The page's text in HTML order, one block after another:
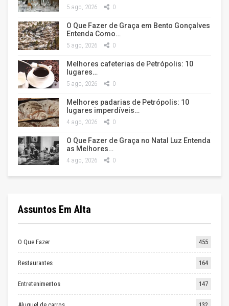
5 ago, 2026 0
O Que Fazer de Graça em Bento Gonçalves
Entenda Como…
5 ago, 2026 0
Melhores cafeterias de Petrópolis: 10
lugares…
5 ago, 2026 0
Melhores padarias de Petrópolis: 10
lugares imperdíveis…
4 ago, 2026 0
O Que Fazer de Graça no Natal Luz Entenda
as Melhores…
4 ago, 2026 0
Assuntos Em Alta
O Que Fazer 455
Restaurantes 164
Entretenimentos 147